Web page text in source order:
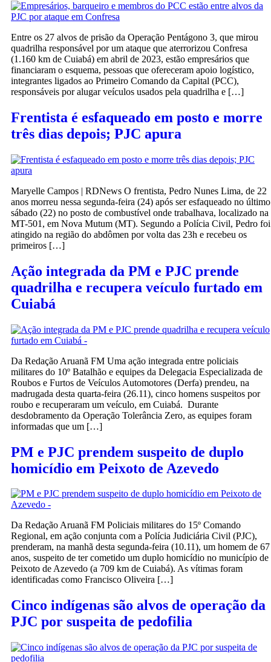
Entre os 27 alvos de prisão da Operação Pentágono 3, que mirou
quadrilha responsável por um ataque que aterrorizou Confresa
(1.160 km de Cuiabá) em abril de 2023, estão empresários que
financiaram o esquema, pessoas que ofereceram apoio logístico,
integrantes ligados ao Primeiro Comando da Capital (PCC),
responsáveis por alugar veículos usados pela quadrilha e […]
Frentista é esfaqueado em posto e morre
três dias depois; PJC apura
Maryelle Campos | RDNews O frentista, Pedro Nunes Lima, de 22
anos morreu nessa segunda-feira (24) após ser esfaqueado no último
sábado (22) no posto de combustível onde trabalhava, localizado na
MT-501, em Nova Mutum (MT). Segundo a Polícia Civil, Pedro foi
atingido na região do abdômen por volta das 23h e recebeu os
primeiros […]
Ação integrada da PM e PJC prende
quadrilha e recupera veículo furtado em
Cuiabá
Da Redação Aruanã FM Uma ação integrada entre policiais
militares do 10º Batalhão e equipes da Delegacia Especializada de
Roubos e Furtos de Veículos Automotores (Derfa) prendeu, na
madrugada desta quarta-feira (26.11), cinco homens suspeitos por
roubo e recuperaram um veículo, em Cuiabá. Durante
desdobramento da Operação Tolerância Zero, as equipes foram
informadas que um […]
PM e PJC prendem suspeito de duplo
homicídio em Peixoto de Azevedo
Da Redação Aruanã FM Policiais militares do 15º Comando
Regional, em ação conjunta com a Polícia Judiciária Civil (PJC),
prenderam, na manhã desta segunda-feira (10.11), um homem de 67
anos, suspeito de ter cometido um duplo homicídio no município de
Peixoto de Azevedo (a 709 km de Cuiabá). As vítimas foram
identificadas como Francisco Oliveira […]
Cinco indígenas são alvos de operação da
PJC por suspeita de pedofilia